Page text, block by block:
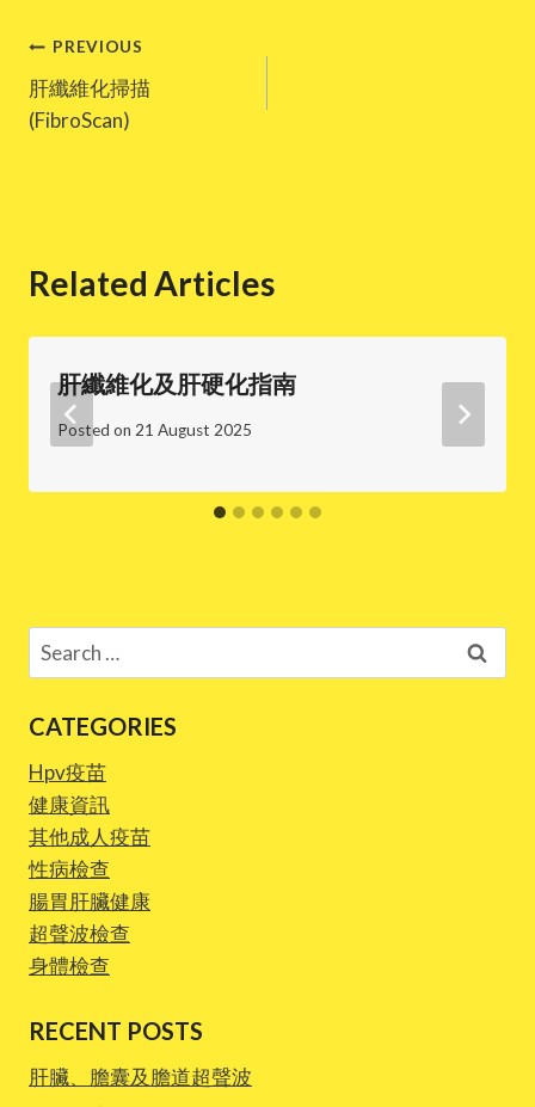
Post
navigation
PREVIOUS
肝纖維化掃描
(FibroScan)
Related Articles
肝纖維化及肝硬化指南
Posted on 21 August 2025
Search
for:
CATEGORIES
Hpv疫苗
健康資訊
其他成人疫苗
性病檢查
腸胃肝臟健康
超聲波檢查
身體檢查
RECENT POSTS
肝臟、膽囊及膽道超聲波